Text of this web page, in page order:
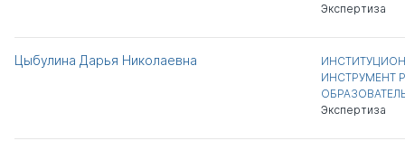
Экспертиза
Цыбулина Дарья Николаевна
ИНСТРУМЕНТ
Экспертиза